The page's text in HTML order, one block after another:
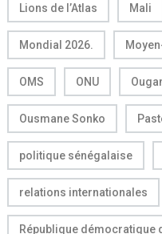
Lions de l’Atlas Mali
Mondial 2026.
OMS ONU
Ousmane Sonko
politique sénégalaise
relations internationales
République démocratique